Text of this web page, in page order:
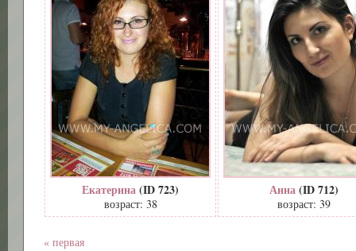
Екатерина(ID 723)
возраст: 38
Анна (ID 712)
возраст: 39
« первая